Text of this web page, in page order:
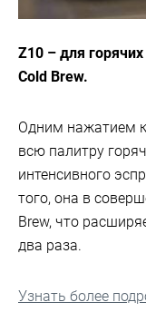
Z10 – для
Cold Brew.
Одним нажатием
всю палитру
интенсивного
того, она в
Brew, что
два раза.
Узнать более